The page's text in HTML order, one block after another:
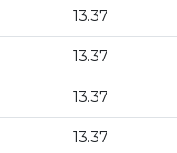
13.37
13.37
13.37
13.37